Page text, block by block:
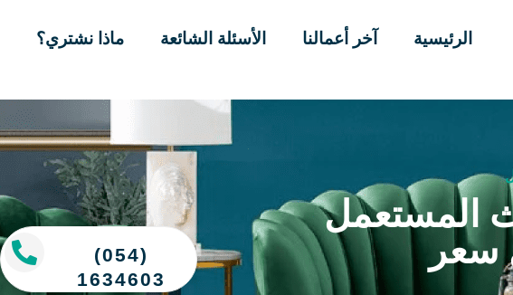
ماذا نشتري؟ الأسئلة الشائعة آخر أعمالنا الرئيسية
المستعمل
سعر
(054)
1634603